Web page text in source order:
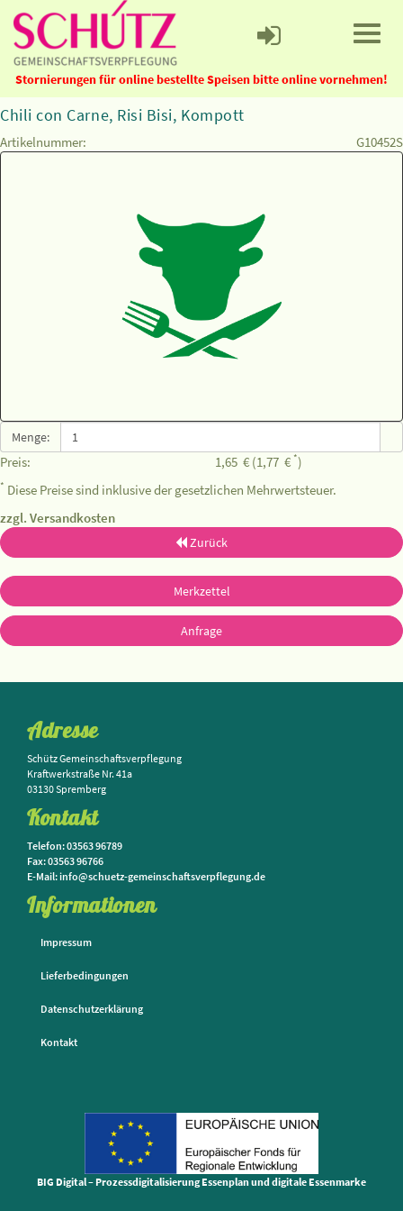
Stornierungen für online bestellte Speisen bitte online vornehmen!
Chili con Carne, Risi Bisi, Kompott
Artikelnummer: G10452S
Menge:
Preis: 1,65 € (1,77 € *)
* Diese Preise sind inklusive der gesetzlichen Mehrwertsteuer.
zzgl. Versandkosten
Zurück
Merkzettel
Anfrage
Adresse
Schütz Gemeinschaftsverpflegung
Kraftwerkstraße Nr. 41a
03130 Spremberg
Kontakt
Telefon: 03563 96789
Fax: 03563 96766
E-Mail: info@schuetz-gemeinschaftsverpflegung.de
Informationen
Impressum
Lieferbedingungen
Datenschutzerklärung
Kontakt
BIG Digital – Prozessdigitalisierung Essenplan und digitale Essenmarke